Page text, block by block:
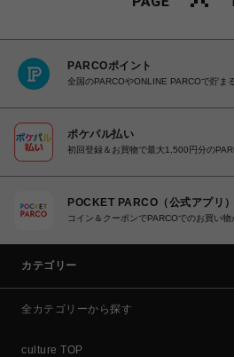
PARCOポイント
全国のPARCOやONLINE PARCOで貯ま
ポケパル払い
初回登録＆お買物で最大1,500円分の
POCKET PARCO（公式アプリ）
コイン＆クーポンでPARCOでのお買い物
カテゴリー
全カテゴリーから探す
culture TOP